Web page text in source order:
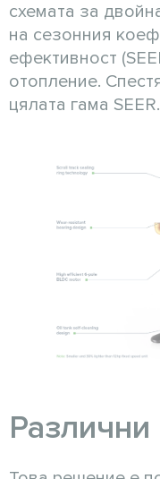
схемата за
на сезонния
ефективност
отопление.
цялата гама SEER.